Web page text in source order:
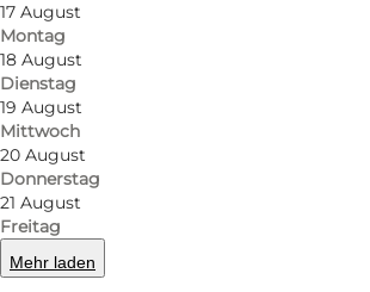
17 August
Montag
18 August
Dienstag
19 August
Mittwoch
20 August
Donnerstag
21 August
Freitag
Mehr laden
Milling Hotels